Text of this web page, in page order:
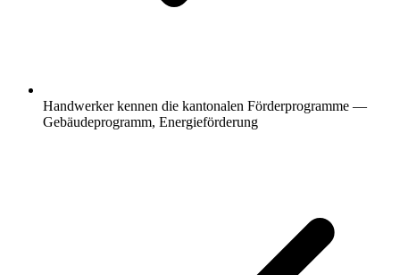
Handwerker kennen die kantonalen Förderprogramme —
Gebäudeprogramm, Energieförderung